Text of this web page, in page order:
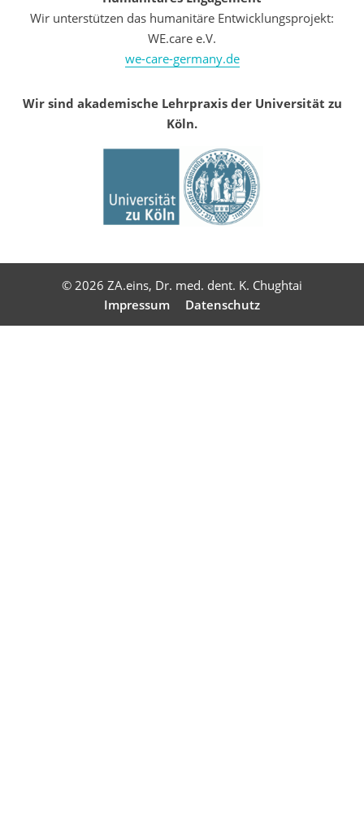
Wir unterstützen das humanitäre Entwicklungsprojekt:
WE.care e.V.
we-care-germany.de
Wir sind akademische Lehrpraxis der Universität zu
Köln.
© 2026 ZA.eins, Dr. med. dent. K. Chughtai
Impressum
Datenschutz